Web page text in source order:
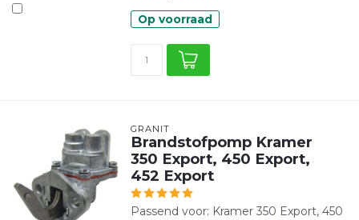
Op voorraad
GRANIT
Brandstofpomp Kramer
350 Export, 450 Export,
452 Export
Passend voor: Kramer 350 Export, 450